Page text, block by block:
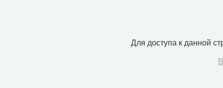
Для доступа к данной